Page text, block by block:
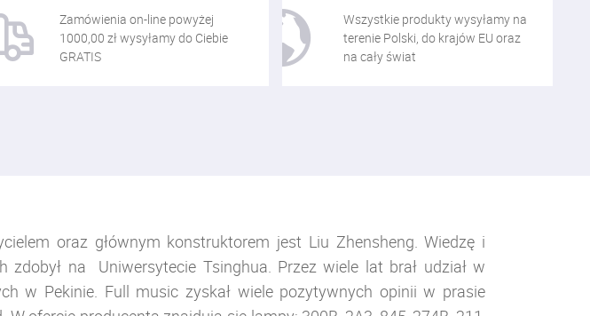
Zamówienia on-line powyżej
1000,00 zł wysyłamy do Ciebie
GRATIS
Wszystkie produkty wysyłamy na
terenie Polski, do krajów EU oraz
na cały świat
oraz głównym konstruktorem jest Liu Zhensheng. Wiedzę i
na Uniwersytecie Tsinghua. Przez wiele lat brał udział w
w Pekinie. Full music zyskał wiele pozytywnych opinii w prasie